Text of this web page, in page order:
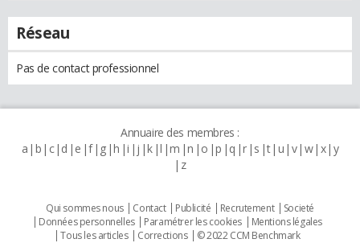
Réseau
Pas de contact professionnel
Annuaire des membres :
a b c d e f g h i j k l m n o p q r s t u v w x y
z
Qui sommes nous Contact Publicité Recrutement
Societé
Données personnelles
Paramétrer les cookies
Mentions légales
Tous les articles
Corrections © 2022 CCM Benchmark